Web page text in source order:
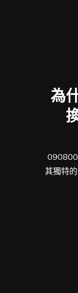
為
其獨特